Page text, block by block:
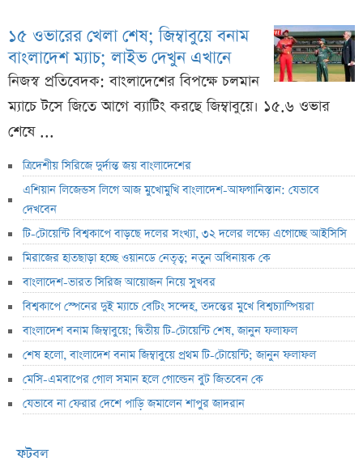
১৫ ওভারের খেলা শেষ; জিম্বাবুয়ে বনাম
বাংলাদেশ ম্যাচ; লাইভ দেখুন এখানে
নিজস্ব প্রতিবেদক: বাংলাদেশের বিপক্ষে চলমান
ম্যাচে টসে জিতে আগে ব্যাটিং করছে জিম্বাবুয়ে। ১৫.৬ ওভার
শেষে ...
ত্রিদেশীয় সিরিজে দুর্দান্ত জয় বাংলাদেশের
এশিয়ান লিজেন্ডস লিগে আজ মুখোমুখি বাংলাদেশ-আফগানিস্তান: যেভাবে
দেখবেন
টি-টোয়েন্টি বিশ্বকাপে বাড়ছে দলের সংখ্যা, ৩২ দলের লক্ষ্যে এগোচ্ছে আইসিসি
মিরাজের হাতছাড়া হচ্ছে ওয়ানডে নেতৃত্ব; নতুন অধিনায়ক কে
বাংলাদেশ-ভারত সিরিজ আয়োজন নিয়ে সুখবর
বিশ্বকাপে স্পেনের দুই ম্যাচে বেটিং সন্দেহ, তদন্তের মুখে বিশ্বচ্যাম্পিয়রা
বাংলাদেশ বনাম জিম্বাবুয়ে; দ্বিতীয় টি-টোয়েন্টি শেষ, জানুন ফলাফল
শেষ হলো, বাংলাদেশ বনাম জিম্বাবুয়ে প্রথম টি-টোয়েন্টি; জানুন ফলাফল
মেসি-এমবাপের গোল সমান হলে গোল্ডেন বুট জিতবেন কে
যেভাবে না ফেরার দেশে পাড়ি জমালেন শাপুর জাদরান